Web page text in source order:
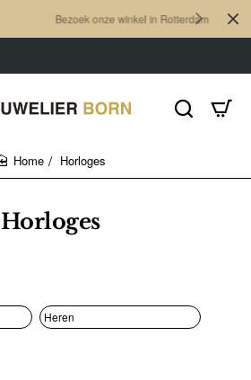
Bezoek onze winkel in Rotterdam
Horloges
Horloges
Heren